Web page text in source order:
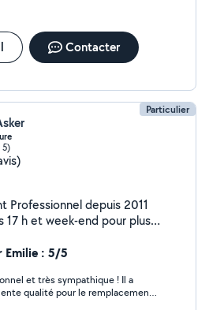
Contacter
Particulier
5)
depuis 2011
17 h et week-end pour plus
Emilie : 5/5
et très sympathique ! Il a
qualité pour le remplacement